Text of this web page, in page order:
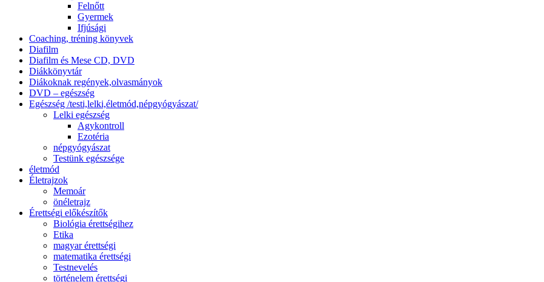
Felnőtt
Gyermek
Ifjúsági
Coaching, tréning könyvek
Diafilm
Diafilm és Mese CD, DVD
Diákkönyvtár
Diákoknak regények,olvasmányok
DVD – egészség
Egészség /testi,lelki,életmód,népgyógyászat/
Lelki egészség
Agykontroll
Ezotéria
népgyógyászat
Testünk egészsége
életmód
Életrajzok
Memoár
önéletrajz
Érettségi előkészítők
Biológia érettségihez
Etika
magyar érettségi
matematika érettségi
Testnevelés
történelem érettségi